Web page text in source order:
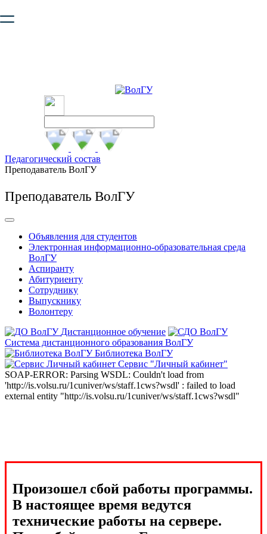
безопасную работу с сайтом. Пожалуйста
Педагогический состав
Преподаватель ВолГУ
Преподаватель ВолГУ
Объявления для студентов
Электронная информационно-образовательная среда
ВолГУ
Аспиранту
Абитуриенту
Сотруднику
Выпускнику
Волонтеру
Дистанционное обучение
Система дистанционного образования ВолГУ
Библиотека ВолГУ
Сервис "Личный кабинет"
SOAP-ERROR: Parsing WSDL: Couldn't load from
'http://is.volsu.ru/1cuniver/ws/staff.1cws?wsdl' : failed to load
external entity "http://is.volsu.ru/1cuniver/ws/staff.1cws?wsdl"
Произошел сбой работы программы.
В настоящее время ведутся
технические работы на сервере.